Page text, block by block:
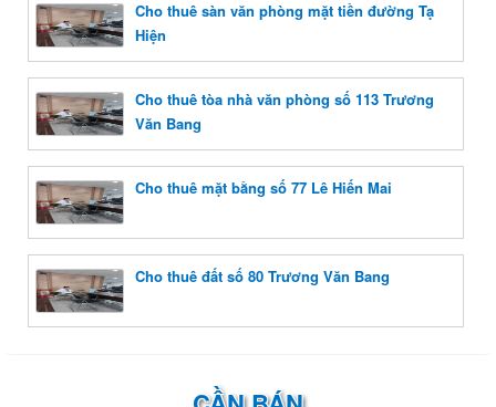
Cho thuê sàn văn phòng mặt tiền đường Tạ
Hiện
Cho thuê tòa nhà văn phòng số 113 Trương
Văn Bang
Cho thuê mặt bằng số 77 Lê Hiến Mai
Cho thuê đất số 80 Trương Văn Bang